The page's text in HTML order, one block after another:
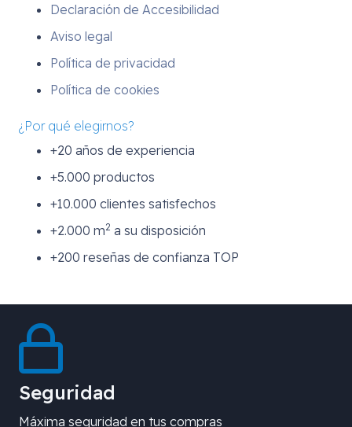
Declaración de Accesibilidad
Aviso legal
Política de privacidad
Política de cookies
¿Por qué elegirnos?
+20 años de experiencia
+5.000 productos
+10.000 clientes satisfechos
+2.000 m2 a su disposición
+200 reseñas de confianza TOP
Seguridad
Máxima seguridad en tus compras